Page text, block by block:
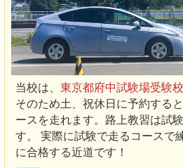
当校は、東京都府中試験場受験
そのため土、祝休日に予約する
ースを走れます。路上教習は試
す。 実際に試験で走るコースで
に合格する近道です！